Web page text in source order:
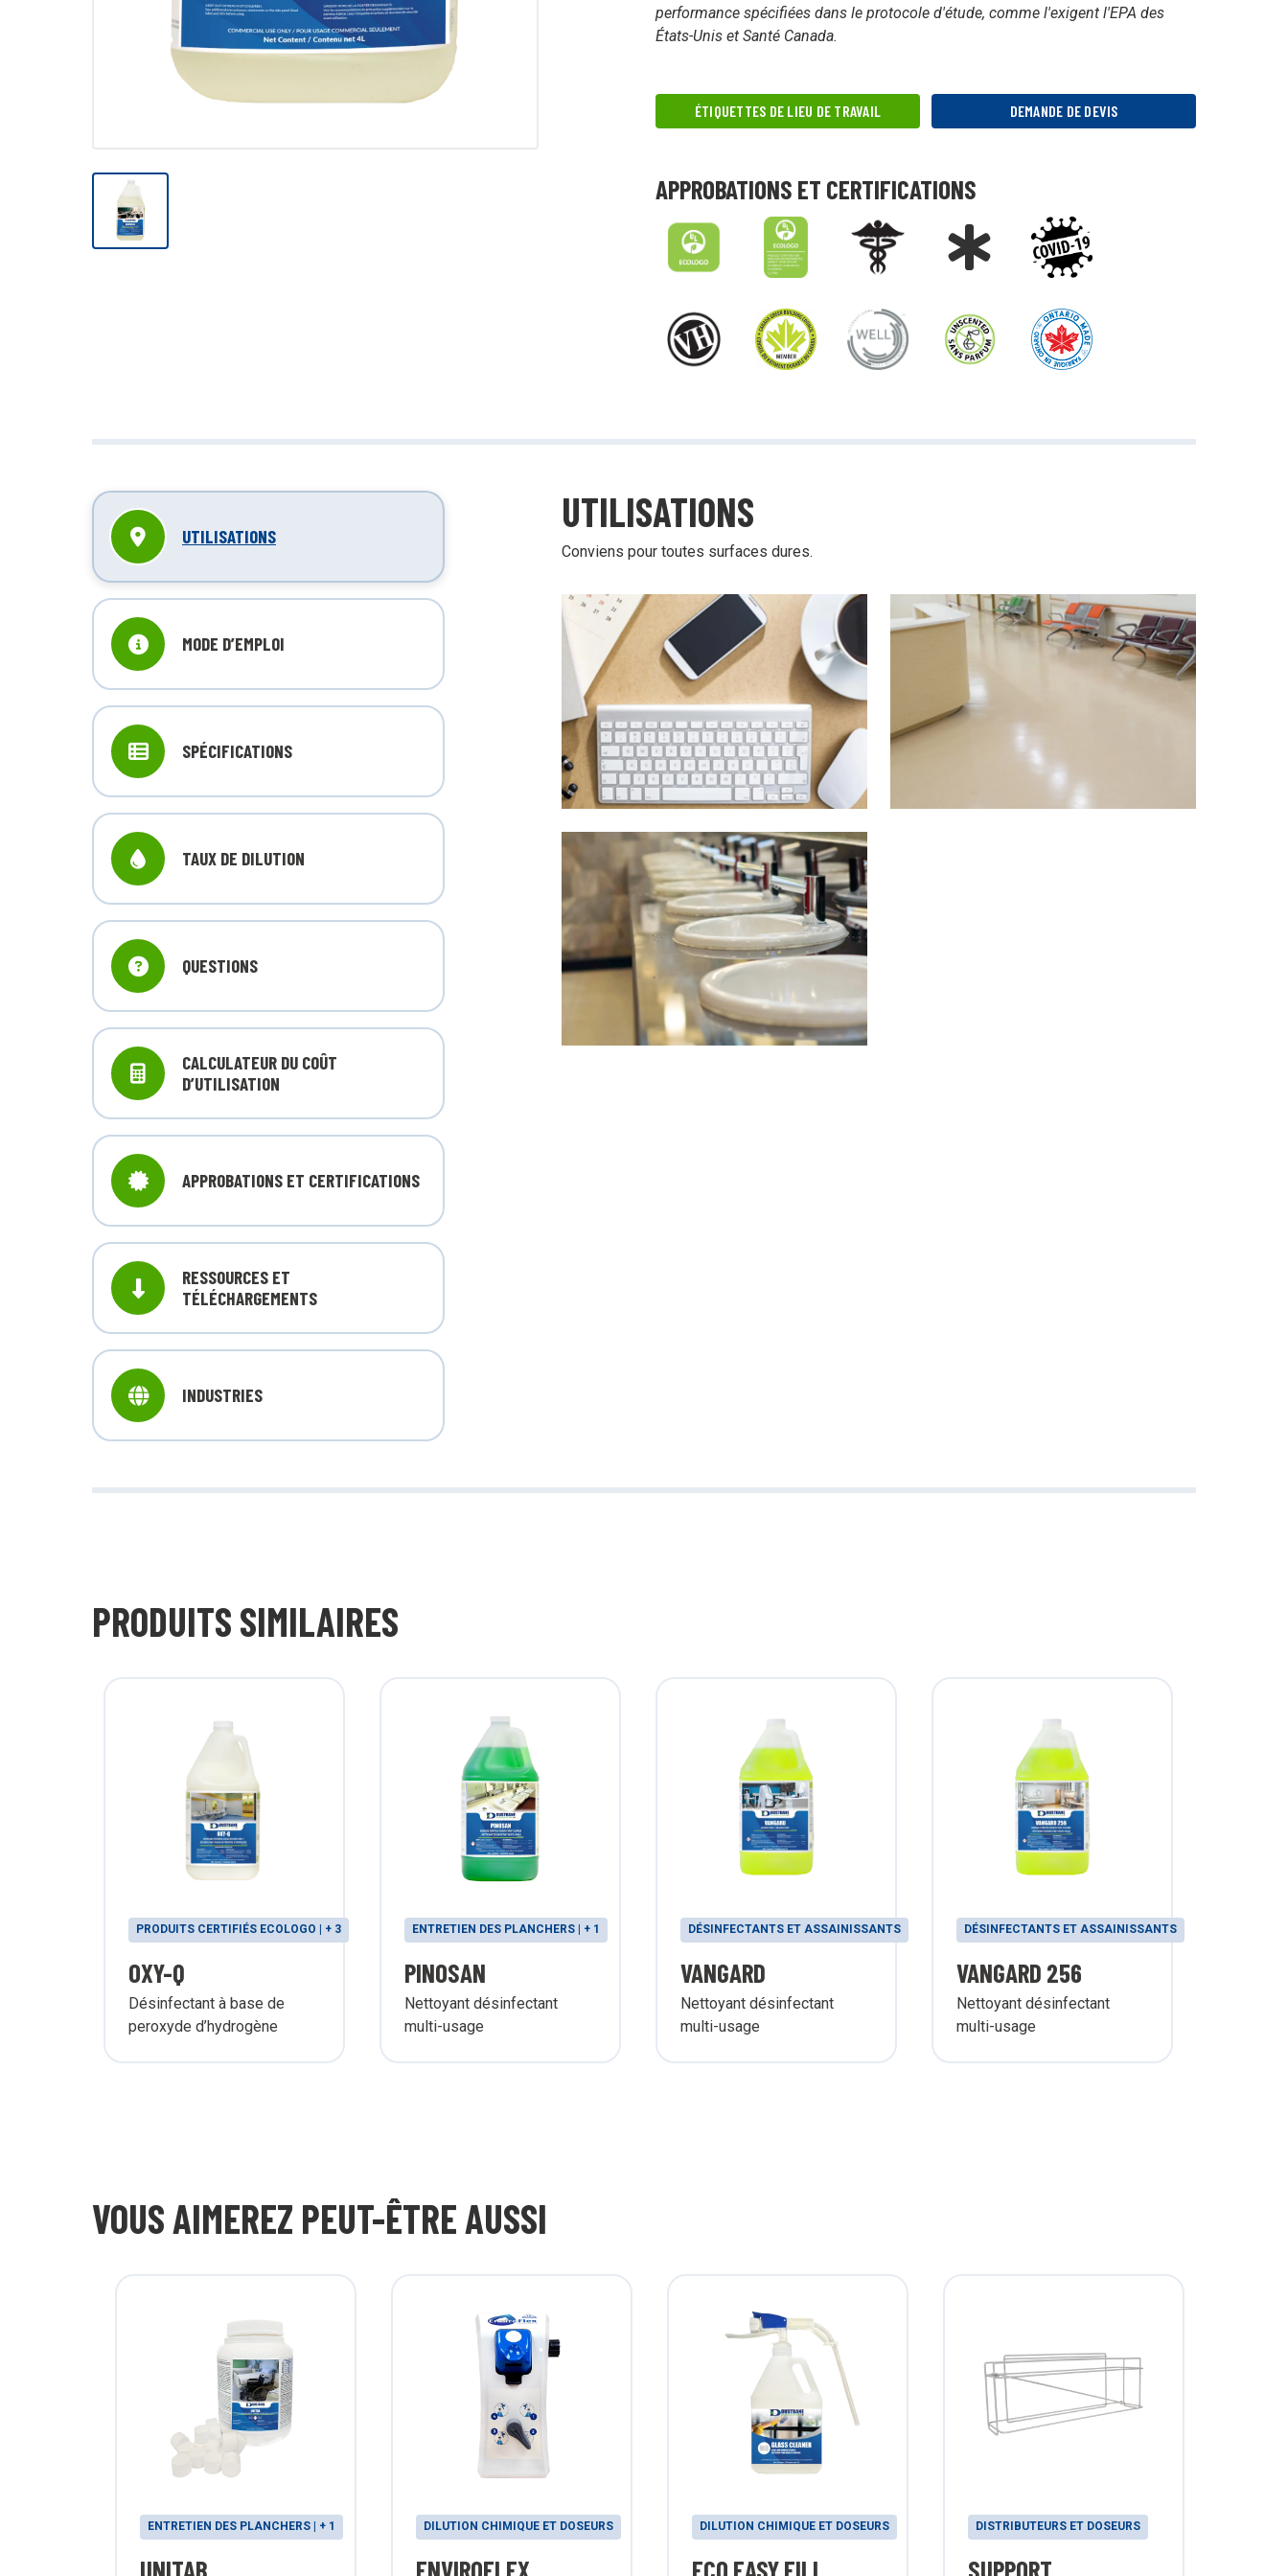
Nettoyage intensif avec des produits à impact
réduit
Démonstrations, tutoriels, déballagesperformance spécifiées dans le protocole d'étude, comme l'exigent l'EPA des
États-Unis et Santé Canada.
ÉTIQUETTES DE LIEU DE TRAVAIL DEMANDE DE DEVIS
APPROBATIONS ET CERTIFICATIONS
UTILISATIONS
MODE D’EMPLOI
SPÉCIFICATIONS
TAUX DE DILUTION
QUESTIONS
CALCULATEUR DU COÛT
D’UTILISATION
APPROBATIONS ET CERTIFICATIONS
RESSOURCES ET
TÉLÉCHARGEMENTS
INDUSTRIES
UTILISATIONS
Conviens pour toutes surfaces dures.
PRODUITS SIMILAIRES
PRODUITS CERTIFIÉS ECOLOGO | + 3
OXY-Q
Désinfectant à base de
peroxyde d’hydrogène
ENTRETIEN DES PLANCHERS | + 1
PINOSAN
Nettoyant désinfectant
multi-usage
DÉSINFECTANTS ET ASSAINISSANTS
VANGARD
Nettoyant désinfectant
multi-usage
DÉSINFECTANTS ET ASSAINISSANTS
VANGARD 256
Nettoyant désinfectant
multi-usage
VOUS AIMEREZ PEUT-ÊTRE AUSSI
ENTRETIEN DES PLANCHERS | + 1
UNITAB
DILUTION CHIMIQUE ET DOSEURS
ENVIROFLEX
DILUTION CHIMIQUE ET DOSEURS
ECO EASY FILL
DISTRIBUTEURS ET DOSEURS
SUPPORT